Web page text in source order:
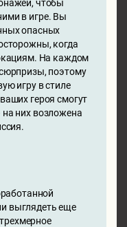
чтобы
в игре. Вы
опасных
когда
На каждом
поэтому
игру в стиле
героя смогут
них возложена
выглядеть еще